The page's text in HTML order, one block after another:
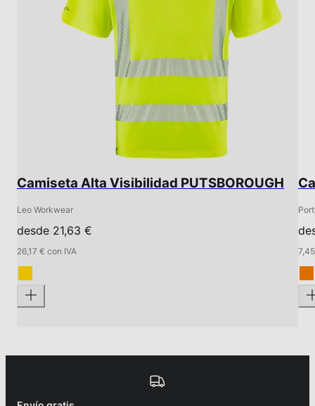
Camiseta Alta Visibilidad PUTSBOROUGH
Leo Workwear
desde 21,63 €
26,17 € con IVA